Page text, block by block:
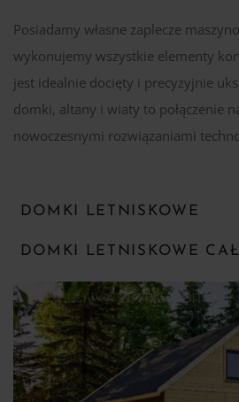
Posiadamy własne zaplecze
wykonujemy wszystkie elementy
jest idealnie docięty i precyzyjnie
domki, altany i wiaty to połączenie
nowoczesnymi rozwiązaniami
DOMKI LETNISKOWE
DOMKI LETNISKOWE